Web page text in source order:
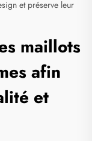
et préserve leur
maillots
afin
et